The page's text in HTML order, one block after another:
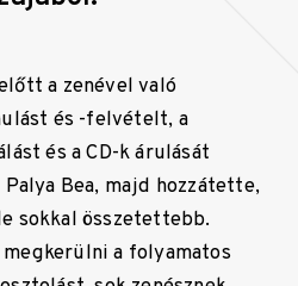
a zenével való
és -felvételt, a
és a CD-k árulását
Bea, majd hozzátette,
sokkal összetettebb.
a folyamatos